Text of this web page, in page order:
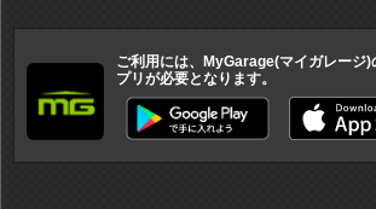
ご利用には、MyGarage(マイガレージ)
プリが必要となります。